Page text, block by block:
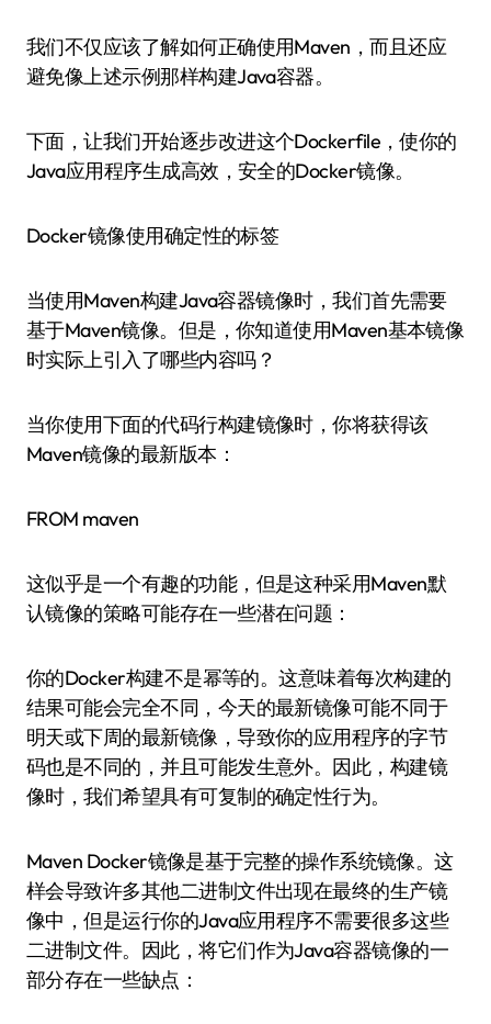
我们不仅应该了解如何正确使用Maven，而且还应
避免像上述示例那样构建Java容器。
下面，让我们开始逐步改进这个Dockerfile，使你的
Java应用程序生成高效，安全的Docker镜像。
Docker镜像使用确定性的标签
当使用Maven构建Java容器镜像时，我们首先需要
基于Maven镜像。但是，你知道使用Maven基本镜像
时实际上引入了哪些内容吗？
当你使用下面的代码行构建镜像时，你将获得该
Maven镜像的最新版本：
FROM maven
这似乎是一个有趣的功能，但是这种采用Maven默
认镜像的策略可能存在一些潜在问题：
你的Docker构建不是幂等的。这意味着每次构建的
结果可能会完全不同，今天的最新镜像可能不同于
明天或下周的最新镜像，导致你的应用程序的字节
码也是不同的，并且可能发生意外。因此，构建镜
像时，我们希望具有可复制的确定性行为。
Maven Docker镜像是基于完整的操作系统镜像。这
样会导致许多其他二进制文件出现在最终的生产镜
像中，但是运行你的Java应用程序不需要很多这些
二进制文件。因此，将它们作为Java容器镜像的一
部分存在一些缺点：